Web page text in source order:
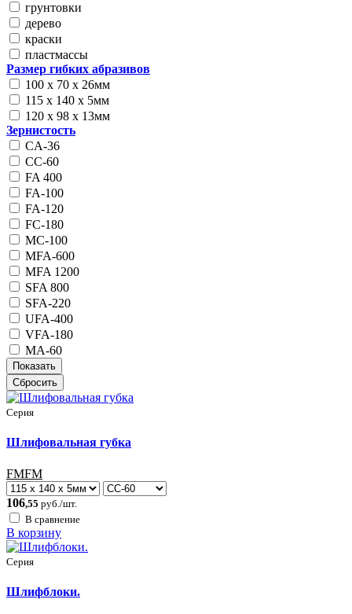
грунтовки
дерево
краски
пластмассы
Размер гибких абразивов
100 x 70 x 26мм
115 х 140 х 5мм
120 х 98 х 13мм
Зернистость
CA-36
CC-60
FA 400
FA-100
FA-120
FC-180
MC-100
MFA-600
MFA 1200
SFA 800
SFA-220
UFA-400
VFA-180
МА-60
Серия
Шлифовальная губка
FMFM
106,55 руб./шт.
В сравнение
В корзину
Серия
Шлифблоки.